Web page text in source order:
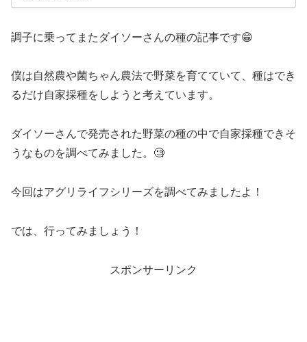
調子に乗ってまたダイソーさんの種の記事です😁
僕は自然農や菌ちゃん農法で野菜を育てていて、種はでき
るだけ自家採種をしようと考えています。
ダイソーさんで発売された野菜の種の中で自家採種できそ
うなものを調べてみました。🧐
今回はアグリライフシリーズを調べてみましたよ！
では、行ってみましょう！
スポンサーリンク